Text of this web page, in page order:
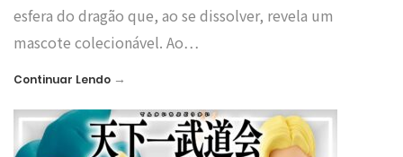
esfera do dragão que, ao se dissolver, revela um
mascote colecionável. Ao…
Continuar Lendo →